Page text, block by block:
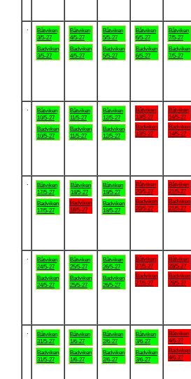
Båtviken
3/5-27
Badviken
3/5-27
Båtviken
4/5-27
Badviken
4/5-27
Båtviken
5/5-27
Badviken
5/5-27
Båtviken
6/5-27
Badviken
6/5-27
Båtviken
7/5-27
Badviken
7/5-27
Båtviken
10/5-27
Badviken
10/5-27
Båtviken
11/5-27
Badviken
11/5-27
Båtviken
12/5-27
Badviken
12/5-27
Båtviken
13/5-27
Badviken
13/5-27
Båtviken
14/5-27
Badviken
14/5-27
Båtviken
17/5-27
Badviken
17/5-27
Båtviken
18/5-27
Badviken
18/5-27
Båtviken
19/5-27
Badviken
19/5-27
Båtviken
20/5-27
Badviken
20/5-27
Båtviken
21/5-27
Badviken
21/5-27
Båtviken
24/5-27
Badviken
24/5-27
Båtviken
25/5-27
Badviken
25/5-27
Båtviken
26/5-27
Badviken
26/5-27
Båtviken
27/5-27
Badviken
27/5-27
Båtviken
28/5-27
Badviken
28/5-27
Båtviken
31/5-27
Badviken
31/5-27
Båtviken
1/6-27
Badviken
1/6-27
Båtviken
2/6-27
Badviken
2/6-27
Båtviken
3/6-27
Badviken
3/6-27
Båtviken
4/6-27
Badviken
4/6-27